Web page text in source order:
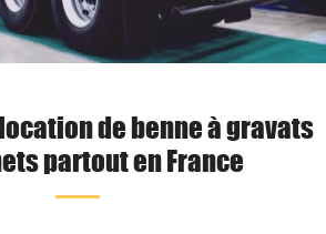
de benne à gravats
partout en France